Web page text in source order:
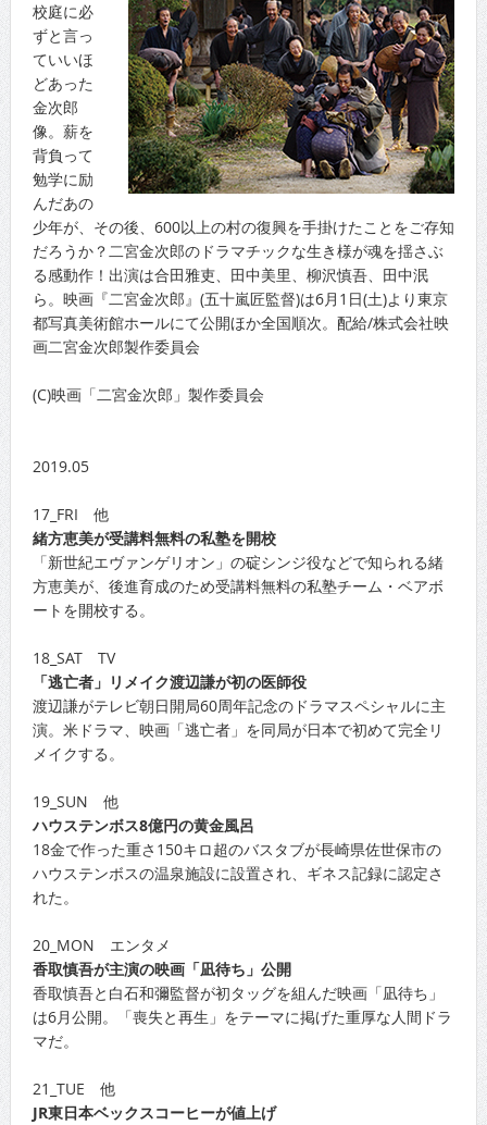
校庭に必
ずと言っ
ていいほ
どあった
金次郎
像。薪を
背負って
勉学に励
んだあの
少年が、その後、600以上の村の復興を手掛けたことをご存知
だろうか？二宮金次郎のドラマチックな生き様が魂を揺さぶ
る感動作！出演は合田雅吏、田中美里、柳沢慎吾、田中泯
ら。映画『二宮金次郎』(五十嵐匠監督)は6月1日(土)より東京
都写真美術館ホールにて公開ほか全国順次。配給/株式会社映
画二宮金次郎製作委員会
(C)映画「二宮金次郎」製作委員会
2019.05
17_FRI 他
緒方恵美が受講料無料の私塾を開校
「新世紀エヴァンゲリオン」の碇シンジ役などで知られる緒
方恵美が、後進育成のため受講料無料の私塾チーム・ベアボ
ートを開校する。
18_SAT TV
「逃亡者」リメイク渡辺謙が初の医師役
渡辺謙がテレビ朝日開局60周年記念のドラマスペシャルに主
演。米ドラマ、映画「逃亡者」を同局が日本で初めて完全リ
メイクする。
19_SUN 他
ハウステンボス8億円の黄金風呂
18金で作った重さ150キロ超のバスタブが長崎県佐世保市の
ハウステンボスの温泉施設に設置され、ギネス記録に認定さ
れた。
20_MON エンタメ
香取慎吾が主演の映画「凪待ち」公開
香取慎吾と白石和彌監督が初タッグを組んだ映画「凪待ち」
は6月公開。「喪失と再生」をテーマに掲げた重厚な人間ドラ
マだ。
21_TUE 他
JR東日本ベックスコーヒーが値上げ